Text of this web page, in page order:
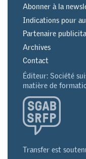
Abonner à la
Indications pour
Partenaire
Archives
Contact
Éditeur: Société
matière de
Transfer est